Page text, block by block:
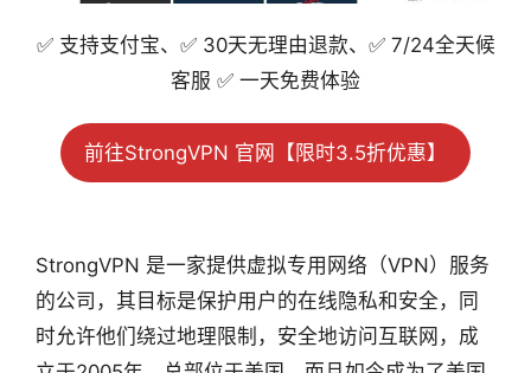
✅ 支持支付宝、✅ 30天无理由退款、✅ 7/24全天候
客服 ✅ 一天免费体验
前往StrongVPN 官网【限时3.5折优惠】
StrongVPN 是一家提供虚拟专用网络（VPN）服务
的公司，其目标是保护用户的在线隐私和安全，同
时允许他们绕过地理限制，安全地访问互联网，成